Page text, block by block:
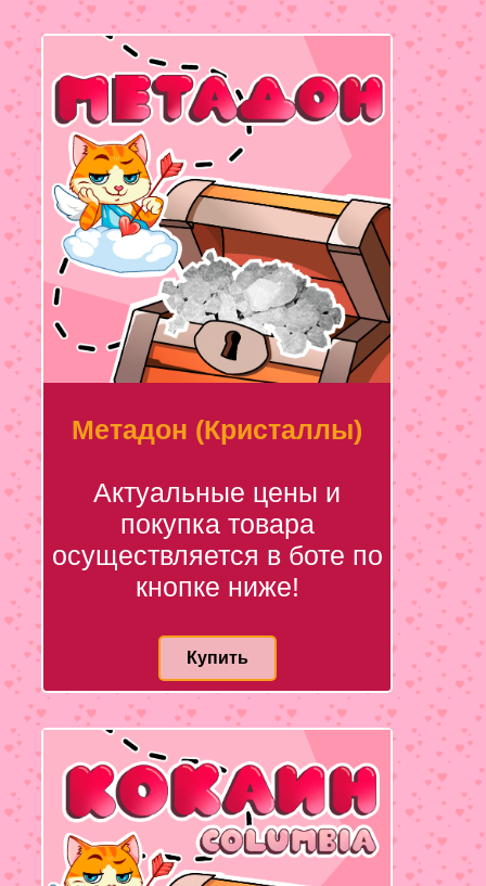
Метадон (Кристаллы)
Актуальные цены и
покупка товара
осуществляется в боте по
кнопке ниже!
Купить